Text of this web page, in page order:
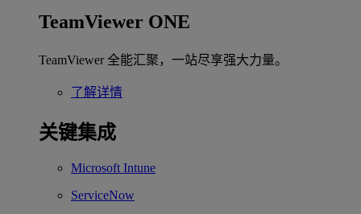
TeamViewer ONE
TeamViewer 全能汇聚，一站尽享强大力量。
了解详情
关键集成
Microsoft Intune
ServiceNow